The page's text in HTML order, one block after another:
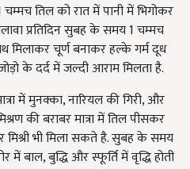
तिल को रात में पानी में भिगोकर
प्रतिदिन सुबह के समय 1 चम्मच
चूर्ण बनाकर हल्के गर्म दूध
के दर्द में जल्दी आराम मिलता है.
में मुनक्का, नारियल की गिरी, और
की बराबर मात्रा में तिल पीसकर
भी मिला सकते है. सुबह के समय
बाल, बुद्धि और स्फूर्ति में वृद्धि होती